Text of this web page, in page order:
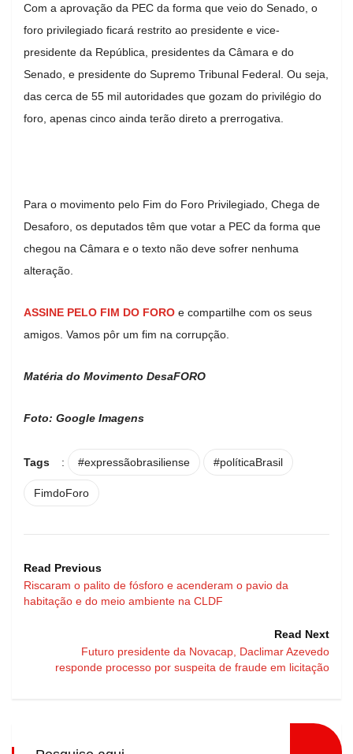
Com a aprovação da PEC da forma que veio do Senado, o
foro privilegiado ficará restrito ao presidente e vice-
presidente da República, presidentes da Câmara e do
Senado, e presidente do Supremo Tribunal Federal. Ou seja,
das cerca de 55 mil autoridades que gozam do privilégio do
foro, apenas cinco ainda terão direto a prerrogativa.
Para o movimento pelo Fim do Foro Privilegiado, Chega de
Desaforo, os deputados têm que votar a PEC da forma que
chegou na Câmara e o texto não deve sofrer nenhuma
alteração.
ASSINE PELO FIM DO FORO e compartilhe com os seus
amigos. Vamos pôr um fim na corrupção.
Matéria do Movimento DesaFORO
Foto: Google Imagens
Tags : #expressãobrasiliense #políticaBrasil
FimdoForo
Read Previous
Riscaram o palito de fósforo e acenderam o pavio da
habitação e do meio ambiente na CLDF
Read Next
Futuro presidente da Novacap, Daclimar Azevedo
responde processo por suspeita de fraude em licitação